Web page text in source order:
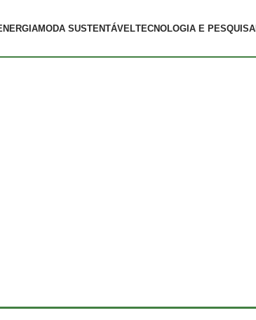
MODA SUSTENTÁVELTECNOLOGIA E PESQUISA